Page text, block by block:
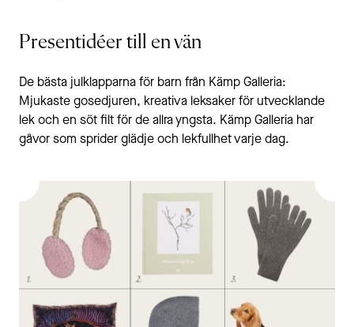
Presentidéer till en vän
De bästa julklapparna för barn från Kämp Galleria:
Mjukaste gosedjuren, kreativa leksaker för utvecklande
lek och en söt filt för de allra yngsta. Kämp Galleria har
gåvor som sprider glädje och lekfullhet varje dag.